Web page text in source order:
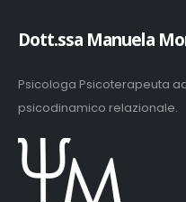
Dott.ssa Manuela
Psicologa Psicoterapeuta
psicodinamico relazionale.